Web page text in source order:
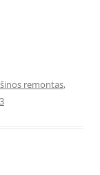
remontas,